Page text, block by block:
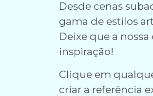
Desde cenas
gama de estilos
Deixe que a
inspiração!
Clique em
criar a referência